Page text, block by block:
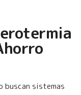
buscan sistemas